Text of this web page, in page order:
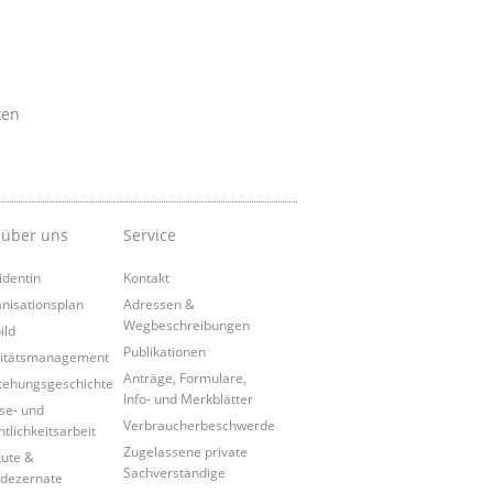
uns
und
&
Service
Kontakt
Adressen &
Wegbeschreibungen
Publikationen
Anträge, Formulare,
Info- und Merkblätter
Verbraucherbeschwerde
Zugelassene private
Sachverständige